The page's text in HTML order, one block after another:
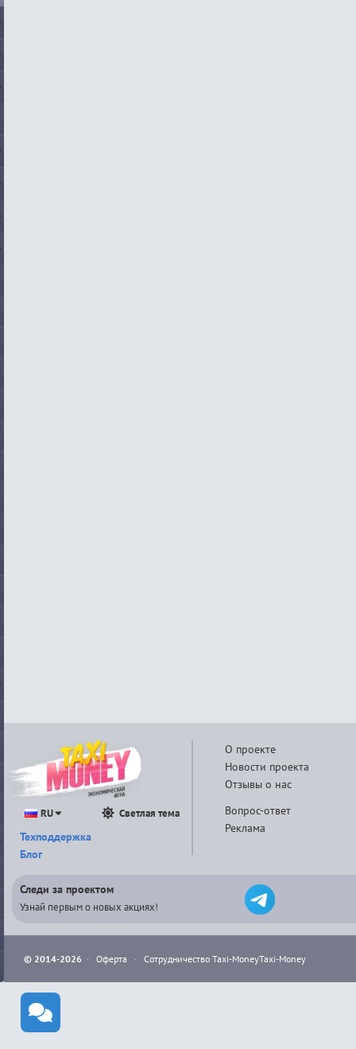
О проекте
Новости проекта
Отзывы о нас
Вопрос-ответ
Реклама
RU Светлая тема
Техподдержка
Блог
Следи за проектом
Узнай первым о новых акциях!
© 2014-2026 · Оферта · Сотрудничество Taxi-MoneyTaxi-Money